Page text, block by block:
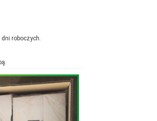
dni roboczych.